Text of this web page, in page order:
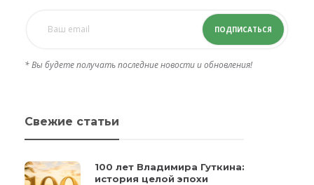
ПОДПИСАТЬСЯ
* Вы будете получать последние новости и обновления!
Свежие статьи
100 лет Владимира Гуткина:
история целой эпохи